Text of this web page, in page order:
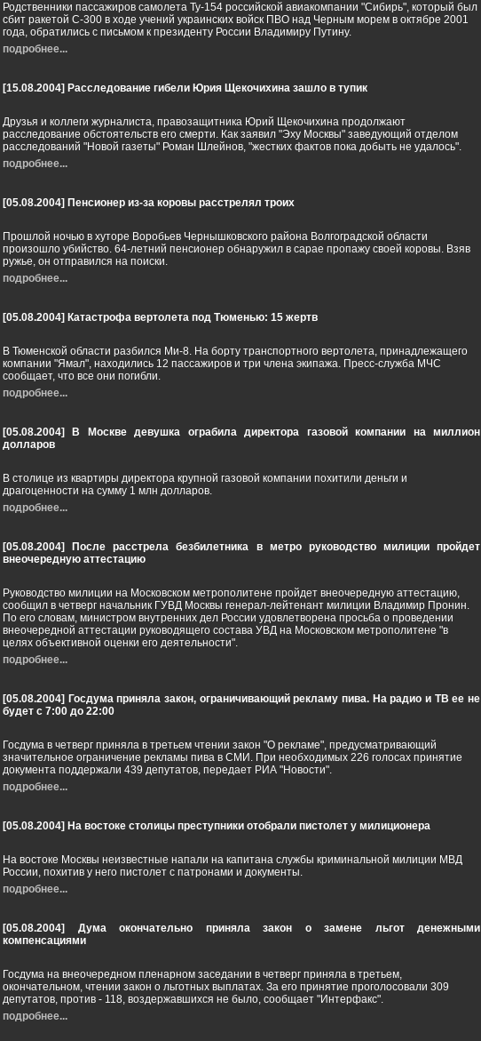
Родственники пассажиров самолета Ту-154 российской авиакомпании "Сибирь", который был
сбит ракетой С-300 в ходе учений украинских войск ПВО над Черным морем в октябре 2001
года, обратились с письмом к президенту России Владимиру Путину.
подробнее...
[15.08.2004] Расследование гибели Юрия Щекочихина зашло в тупик
Друзья и коллеги журналиста, правозащитника Юрий Щекочихина продолжают
расследование обстоятельств его смерти. Как заявил "Эху Москвы" заведующий отделом
расследований "Новой газеты" Роман Шлейнов, "жестких фактов пока добыть не удалось".
подробнее...
[05.08.2004] Пенсионер из-за коровы расстрелял троих
Прошлой ночью в хуторе Воробьев Чернышковского района Волгоградской области
произошло убийство. 64-летний пенсионер обнаружил в сарае пропажу своей коровы. Взяв
ружье, он отправился на поиски.
подробнее...
[05.08.2004] Катастрофа вертолета под Тюменью: 15 жертв
В Тюменской области разбился Ми-8. На борту транспортного вертолета, принадлежащего
компании "Ямал", находились 12 пассажиров и три члена экипажа. Пресс-служба МЧС
сообщает, что все они погибли.
подробнее...
[05.08.2004]
В Москве девушка ограбила директора газовой компании на миллион
долларов
В столице из квартиры директора крупной газовой компании похитили деньги и
драгоценности на сумму 1 млн долларов.
подробнее...
[05.08.2004]
После расстрела безбилетника в метро руководство милиции пройдет
внеочередную аттестацию
Руководство милиции на Московском метрополитене пройдет внеочередную аттестацию,
сообщил в четверг начальник ГУВД Москвы генерал-лейтенант милиции Владимир Пронин.
По его словам, министром внутренних дел России удовлетворена просьба о проведении
внеочередной аттестации руководящего состава УВД на Московском метрополитене "в
целях объективной оценки его деятельности".
подробнее...
[05.08.2004] Госдума приняла закон, ограничивающий рекламу пива. На радио и ТВ ее не
будет с 7:00 до 22:00
Госдума в четверг приняла в третьем чтении закон "О рекламе", предусматривающий
значительное ограничение рекламы пива в СМИ. При необходимых 226 голосах принятие
документа поддержали 439 депутатов, передает РИА "Новости".
подробнее...
[05.08.2004] На востоке столицы преступники отобрали пистолет у милиционера
На востоке Москвы неизвестные напали на капитана службы криминальной милиции МВД
России, похитив у него пистолет с патронами и документы.
подробнее...
[05.08.2004]
Дума окончательно приняла закон о замене льгот денежными
компенсациями
Госдума на внеочередном пленарном заседании в четверг приняла в третьем,
окончательном, чтении закон о льготных выплатах. За его принятие проголосовали 309
депутатов, против - 118, воздержавшихся не было, сообщает "Интерфакс".
подробнее...